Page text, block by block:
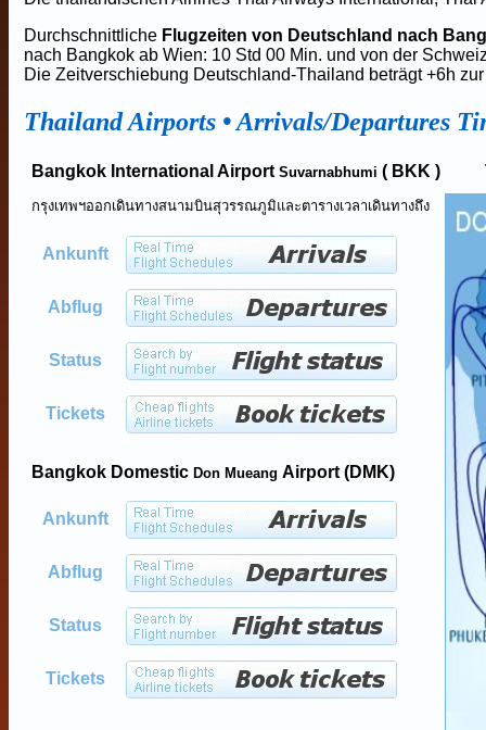
Durchschnittliche Flugzeiten von Deutschland nach
nach Bangkok ab Wien: 10 Std 00 Min. und von der
Die Zeitverschiebung Deutschland-Thailand beträgt +6h
Thailand Airports •Arrivals/Departures
Bangkok International AirportSuvarnabhumi ( BKK )
กรุงเทพฯออกเดินทางสนามบินสุวรรณภูมิและตารางเวลาเดินทางถึง
Ankunft
Abflug
Status
Tickets
Bangkok Domestic Don Mueang Airport (DMK)
Ankunft
Abflug
Status
Tickets